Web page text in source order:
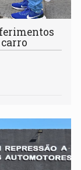
ferimentos